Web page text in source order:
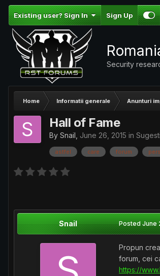
Existing user? Sign In Sign Up
Security
Home Informatii generale Anunturi
Hall of Fame
By Snail June 26, 2015 in
astfel care forum
Snail PostedJune
Propun
forum, cei
https://